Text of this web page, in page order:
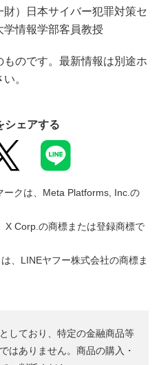
）日本サイバー犯罪対策セ
学情報学部客員教授
のです。最新情報は別途ホ
。
シェアする
ークは、Meta Platforms, Inc.の
X Corp.の商標または登録商標で
、LINEヤフー株式会社の商標ま
しており、特定の金融商品等
はありません。商品の購入・